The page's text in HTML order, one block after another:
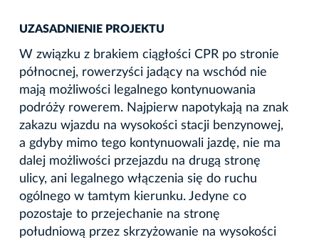
UZASADNIENIE PROJEKTU
W związku z brakiem ciągłości CPR po stronie
północnej, rowerzyści jadący na wschód nie
mają możliwości legalnego kontynuowania
podróży rowerem. Najpierw napotykają na znak
zakazu wjazdu na wysokości stacji benzynowej,
a gdyby mimo tego kontynuowali jazdę, nie ma
dalej możliwości przejazdu na drugą stronę
ulicy, ani legalnego włączenia się do ruchu
ogólnego w tamtym kierunku. Jedyne co
pozostaje to przejechanie na stronę
południową przez skrzyżowanie na wysokości